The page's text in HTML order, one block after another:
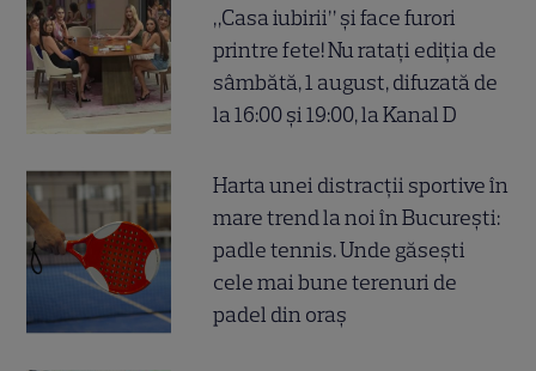
„Casa iubirii” și face furori
printre fete! Nu ratați ediția de
sâmbătă, 1 august, difuzată de
la 16:00 și 19:00, la Kanal D
Harta unei distracții sportive în
mare trend la noi în București:
padle tennis. Unde găsești
cele mai bune terenuri de
padel din oraș